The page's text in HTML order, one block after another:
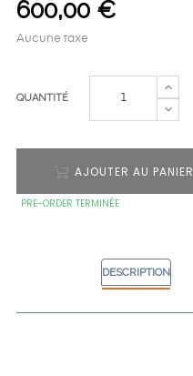
600,00 €
Aucune taxe
QUANTITÉ
AJOUTER AU PANIER
PRE-ORDER TERMINÉE
DESCRIPTION